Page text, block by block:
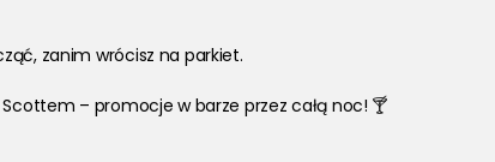
zanim wrócisz na parkiet.
– promocje w barze przez całą noc! 🍸